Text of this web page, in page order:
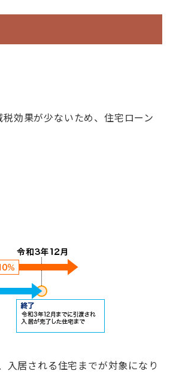
効果が少ないため、住宅ローン
居される住宅までが対象になり